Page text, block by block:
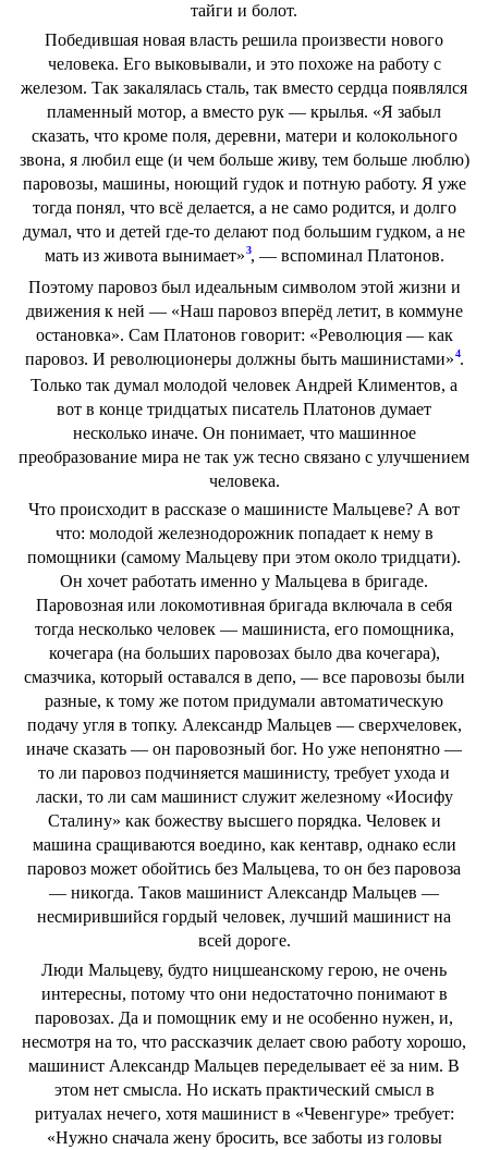
тайги и болот.
Победившая новая власть решила произвести нового
человека. Его выковывали, и это похоже на работу с
железом. Так закалялась сталь, так вместо сердца появлялся
пламенный мотор, а вместо рук — крылья. «Я забыл
сказать, что кроме поля, деревни, матери и колокольного
звона, я любил еще (и чем больше живу, тем больше люблю)
паровозы, машины, ноющий гудок и потную работу. Я уже
тогда понял, что всё делается, а не само родится, и долго
думал, что и детей где-то делают под большим гудком, а не
мать из живота вынимает»3, — вспоминал Платонов.
Поэтому паровоз был идеальным символом этой жизни и
движения к ней — «Наш паровоз вперёд летит, в коммуне
остановка». Сам Платонов говорит: «Революция — как
паровоз. И революционеры должны быть машинистами»4.
Только так думал молодой человек Андрей Климентов, а
вот в конце тридцатых писатель Платонов думает
несколько иначе. Он понимает, что машинное
преобразование мира не так уж тесно связано с улучшением
человека.
Что происходит в рассказе о машинисте Мальцеве? А вот
что: молодой железнодорожник попадает к нему в
помощники (самому Мальцеву при этом около тридцати).
Он хочет работать именно у Мальцева в бригаде.
Паровозная или локомотивная бригада включала в себя
тогда несколько человек — машиниста, его помощника,
кочегара (на больших паровозах было два кочегара),
смазчика, который оставался в депо, — все паровозы были
разные, к тому же потом придумали автоматическую
подачу угля в топку. Александр Мальцев — сверхчеловек,
иначе сказать — он паровозный бог. Но уже непонятно —
то ли паровоз подчиняется машинисту, требует ухода и
ласки, то ли сам машинист служит железному «Иосифу
Сталину» как божеству высшего порядка. Человек и
машина сращиваются воедино, как кентавр, однако если
паровоз может обойтись без Мальцева, то он без паровоза
— никогда. Таков машинист Александр Мальцев —
несмирившийся гордый человек, лучший машинист на
всей дороге.
Люди Мальцеву, будто ницшеанскому герою, не очень
интересны, потому что они недостаточно понимают в
паровозах. Да и помощник ему и не особенно нужен, и,
несмотря на то, что рассказчик делает свою работу хорошо,
машинист Александр Мальцев переделывает её за ним. В
этом нет смысла. Но искать практический смысл в
ритуалах нечего, хотя машинист в «Чевенгуре» требует:
«Нужно сначала жену бросить, все заботы из головы